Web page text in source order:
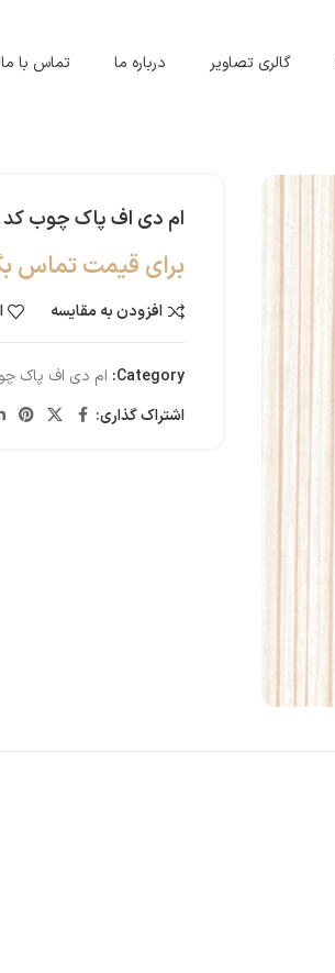
گالری تصاویر درباره ما تماس با ما
ام دی اف پاک چوب کد 3308
برای قیمت تماس
افزودن به مقایسه
Category: ام دی اف پاک
اشتراک گذاری: